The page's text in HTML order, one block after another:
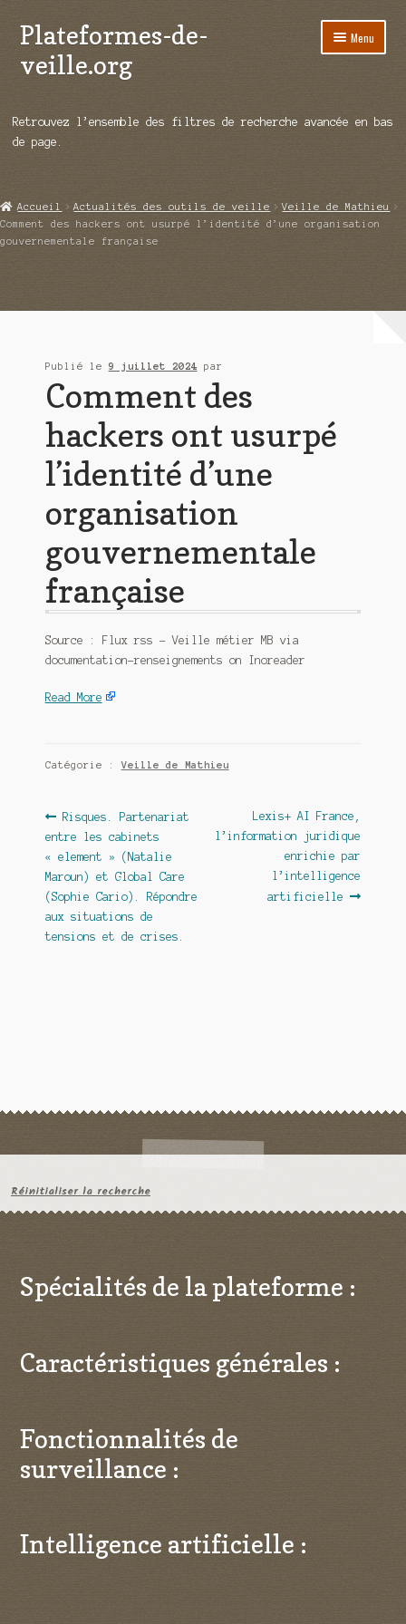
Aller
à
la
Aller
au
contenu
Plateformes-de-
veille.org
Menu
Répertoire d’ouitils
Démos vidéos
Ouvrir
Qui sommes-nous ?
Retrouvez l’ensemble des filtres de recherche avancée en bas
de page.
Accueil Actualités des outils de veille
Veille de Mathieu
Comment des hackers ont usurpé l’identité d’une organisation
gouvernementale française
Publié le 9 juillet 2024 par
Comment des
hackers ont usurpé
l’identité d’une
organisation
gouvernementale
française
Source : Flux rss – Veille métier MB via
documentation-renseignements on Inoreader
Read More
Catégorie :Veille de Mathieu
Navigation
de
l’article
Article
précédent :
Risques. Partenariat
entre les cabinets
« element » (Natalie
Maroun) et Global Care
(Sophie Cario). Répondre
aux situations de
tensions et de crises.
Article
suivant :
Lexis+ AI France,
l’information juridique
enrichie par
l’intelligence
artificielle
Réinitialiser la recherche
Spécialités de la plateforme :
Caractéristiques générales :
Fonctionnalités de
surveillance :
Intelligence artificielle :